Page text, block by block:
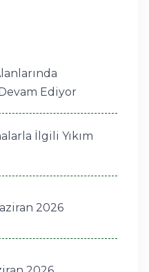
Ediyor
İlgili Yıkım
2026